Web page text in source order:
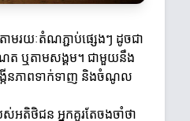
តាមរយៈតំណភ្ជាប់ផ្សេងៗ ដូចជា
ែត ឬតាមសង្គម។ ជាមួយនឹង
ង្កើនភាពទាក់ទាញ និងចំណូល
ស់អតិថិជន អ្នកគួរតែចងចាំថា